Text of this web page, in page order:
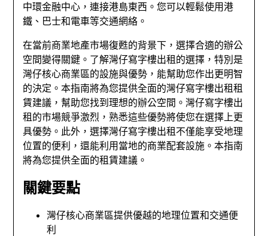
中環金融中心，連接港島東西。您可以輕鬆使用港
鐵、巴士和電車等交通網絡。
在當前商業地產市場復甦的背景下，選擇合適的辦公
空間變得關鍵。了解灣仔寫字樓出租的選擇，特別是
灣仔核心商業區的設施與優勢，能幫助您作出更明智
的決定。本指南將為您提供全面的灣仔寫字樓出租租
賃建議，幫助您找到理想的辦公空間。灣仔寫字樓出
租的市場競爭激烈，熟悉這些優勢將使您在選擇上更
具優勢。此外，選擇灣仔寫字樓出租不僅能享受地理
位置的便利，還能利用當地的商業配套設施。本指南
將為您提供全面的租賃建議。
關鍵要點
灣仔核心商業區提供優越的地理位置和交通便
利